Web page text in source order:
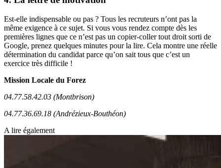
Est-elle indispensable ou pas ? Tous les recruteurs n’ont pas la
même exigence à ce sujet. Si vous vous rendez compte dès les
premières lignes que ce n’est pas un copier-coller tout droit sorti de
Google, prenez quelques minutes pour la lire. Cela montre une réelle
détermination du candidat parce qu’on sait tous que c’est un
exercice très difficile !
Mission Locale du Forez
04.77.58.42.03 (Montbrison)
04.77.36.69.18 (Andrézieux-Bouthéon)
A lire également